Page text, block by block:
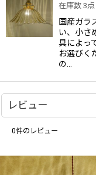
在庫数 3点
国産ガラ
い、小さ
具によっ
お選びく
の…
レビュー
0件のレビュー